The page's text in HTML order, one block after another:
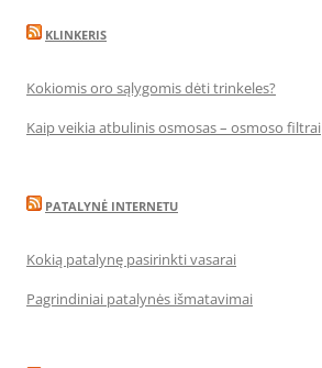
KLINKERIS
Kokiomis oro sąlygomis dėti trinkeles?
Kaip veikia atbulinis osmosas – osmoso filtrai
PATALYNĖ INTERNETU
Kokią patalynę pasirinkti vasarai
Pagrindiniai patalynės išmatavimai